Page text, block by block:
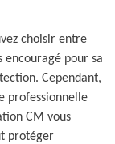
choisir entre
encouragé pour sa
Cependant,
professionnelle
CM vous
protéger